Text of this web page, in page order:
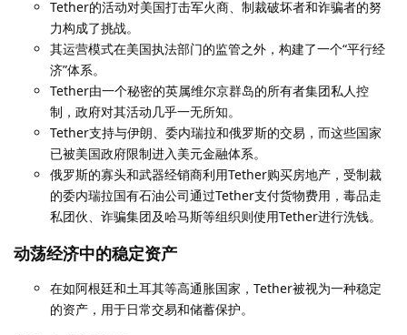
Tether的活动对美国打击军火商、制裁破坏者和诈骗者的努
力构成了挑战。
其运营模式在美国执法部门的监管之外，构建了一个“平行经
济”体系。
Tether由一个秘密的英属维尔京群岛的所有者集团私人控
制，政府对其活动几乎一无所知。
Tether支持与伊朗、委内瑞拉和俄罗斯的交易，而这些国家
已被美国政府限制进入美元金融体系。
俄罗斯的寡头和武器经销商利用Tether购买房地产，受制裁
的委内瑞拉国有石油公司通过Tether支付货物费用，毒品走
私团伙、诈骗集团及哈马斯等组织则使用Tether进行洗钱。
动荡经济中的稳定资产
在如阿根廷和土耳其等高通胀国家，Tether被视为一种稳定
的资产，用于日常交易和储蓄保护。